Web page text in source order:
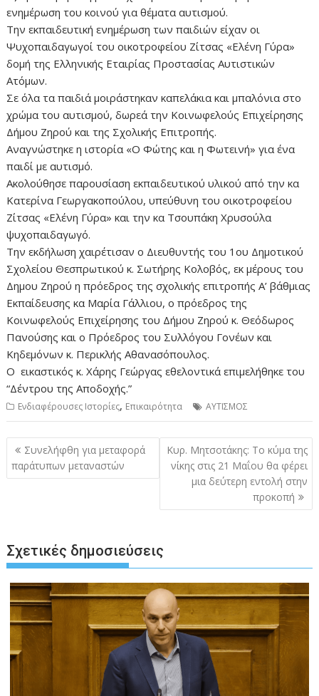
ενημέρωση του κοινού για θέματα αυτισμού.
Την εκπαιδευτική ενημέρωση των παιδιών είχαν οι
Ψυχοπαιδαγωγοί του οικοτροφείου Ζίτσας «Ελένη Γύρα»
δομή της Ελληνικής Εταιρίας Προστασίας Αυτιστικών
Ατόμων.
Σε όλα τα παιδιά μοιράστηκαν καπελάκια και μπαλόνια στο
χρώμα του αυτισμού, δωρεά την Κοινωφελούς Επιχείρησης
Δήμου Ζηρού και της Σχολικής Επιτροπής.
Αναγνώστηκε η ιστορία «Ο Φώτης και η Φωτεινή» για ένα
παιδί με αυτισμό.
Ακολούθησε παρουσίαση εκπαιδευτικού υλικού από την κα
Κατερίνα Γεωργακοπούλου, υπεύθυνη του οικοτροφείου
Ζίτσας «Ελένη Γύρα» και την κα Τσουπάκη Χρυσούλα
ψυχοπαιδαγωγό.
Την εκδήλωση χαιρέτισαν ο Διευθυντής του 1ου Δημοτικού
Σχολείου Θεσπρωτικού κ. Σωτήρης Κολοβός, εκ μέρους του
Δημου Ζηρού η πρόεδρος της σχολικής επιτροπής Α’ βάθμιας
Εκπαίδευσης κα Μαρία Γάλλιου, ο πρόεδρος της
Κοινωφελούς Επιχείρησης του Δήμου Ζηρού κ. Θεόδωρος
Πανούσης και ο Πρόεδρος του Συλλόγου Γονέων και
Κηδεμόνων κ. Περικλής Αθανασόπουλος.
Ο εικαστικός κ. Χάρης Γεώργας εθελοντικά επιμελήθηκε του
“Δέντρου της Αποδοχής.”
Ενδιαφέρουσες Ιστορίες, Επικαιρότητα ΑΥΤΙΣΜΟΣ
Πλοήγηση
άρθρων
Συνελήφθη για μεταφορά
παράτυπων μεταναστών
Κυρ. Μητσοτάκης: Το κύμα της
νίκης στις 21 Μαΐου θα φέρει
μια δεύτερη εντολή στην
προκοπή
Σχετικές δημοσιεύσεις